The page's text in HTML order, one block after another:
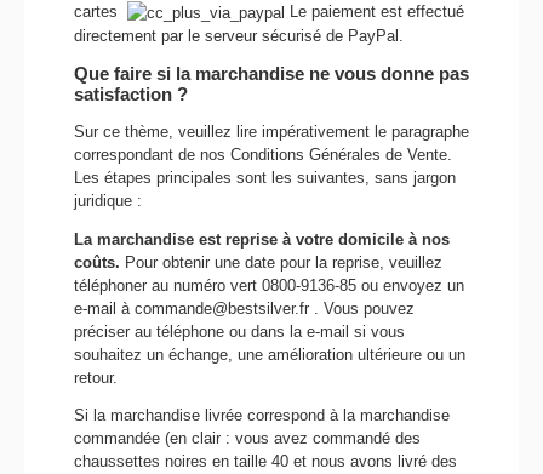
cartes
Le paiement est effectué
directement par le serveur sécurisé de PayPal.
Que faire si la marchandise ne vous donne pas
satisfaction ?
Sur ce thème, veuillez lire impérativement le paragraphe
correspondant de nos Conditions Générales de Vente.
Les étapes principales sont les suivantes, sans jargon
juridique :
La marchandise est reprise à votre domicile à nos
coûts. Pour obtenir une date pour la reprise, veuillez
téléphoner au numéro vert 0800-9136-85 ou envoyez un
e-mail à commande@bestsilver.fr . Vous pouvez
préciser au téléphone ou dans la e-mail si vous
souhaitez un échange, une amélioration ultérieure ou un
retour.
Si la marchandise livrée correspond à la marchandise
commandée (en clair : vous avez commandé des
chaussettes noires en taille 40 et nous avons livré des